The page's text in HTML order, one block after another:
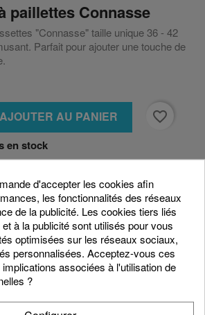
paillettes Connasse
"Connasse" taille unique 36 - 42
Parfait pour ajouter une touche de
AJOUTER AU PANIER
favorite_border
en stock
Détails du produit
décalée et audacieuse à votre
"Connasse". Un message
d'accepter les cookies afin
les fonctionnalités des réseaux
de la publicité. Les cookies tiers liés
à la publicité sont utilisés pour vous
optimisées sur les réseaux sociaux,
personnalisées. Acceptez-vous ces
associées à l'utilisation de
?